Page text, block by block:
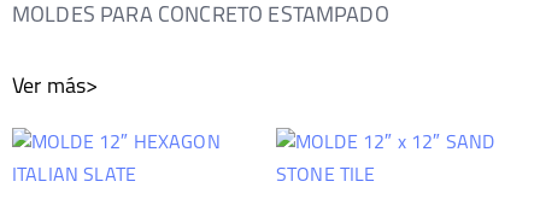
MOLDES PARA CONCRETO ESTAMPADO
Ver más>